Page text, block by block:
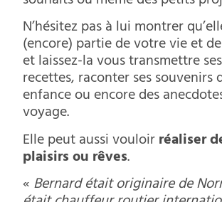
N’hésitez pas à lui montrer
(encore) partie de votre vie et
et laissez-la vous transmettre
recettes, raconter ses souvenirs
enfance ou encore des
voyage.
Elle peut aussi vouloirréaliser
plaisirs ou rêves.
«Bernard était originaire de